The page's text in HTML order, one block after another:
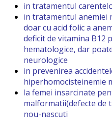
in tratamentul
in tratamentul anemiei
doar cu acid folic a
deficit de vitamina B12
hematologice, dar
neurologice
in prevenirea
hiperhomocisteinemie
la femei insarcinate
malformatii(defecte de
nou-nascuti